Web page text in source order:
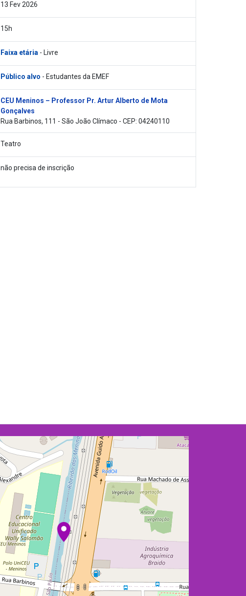
13 Fev 2026
15h
Faixa etária- Livre
Público alvo - Estudantes da EMEF
CEU Meninos – Professor Pr. Artur Alberto de Mota
Gonçalves
Rua Barbinos, 111 - São João Clímaco - CEP: 04240110
Teatro
não precisa de inscrição